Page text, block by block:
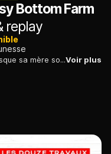
Bottom Farm
replay
Shaun est chargé de garder Timmy lorsque sa mère sort faire des courses, mais en l'absence de celle-ci, les choses se compliquent...Voir plus